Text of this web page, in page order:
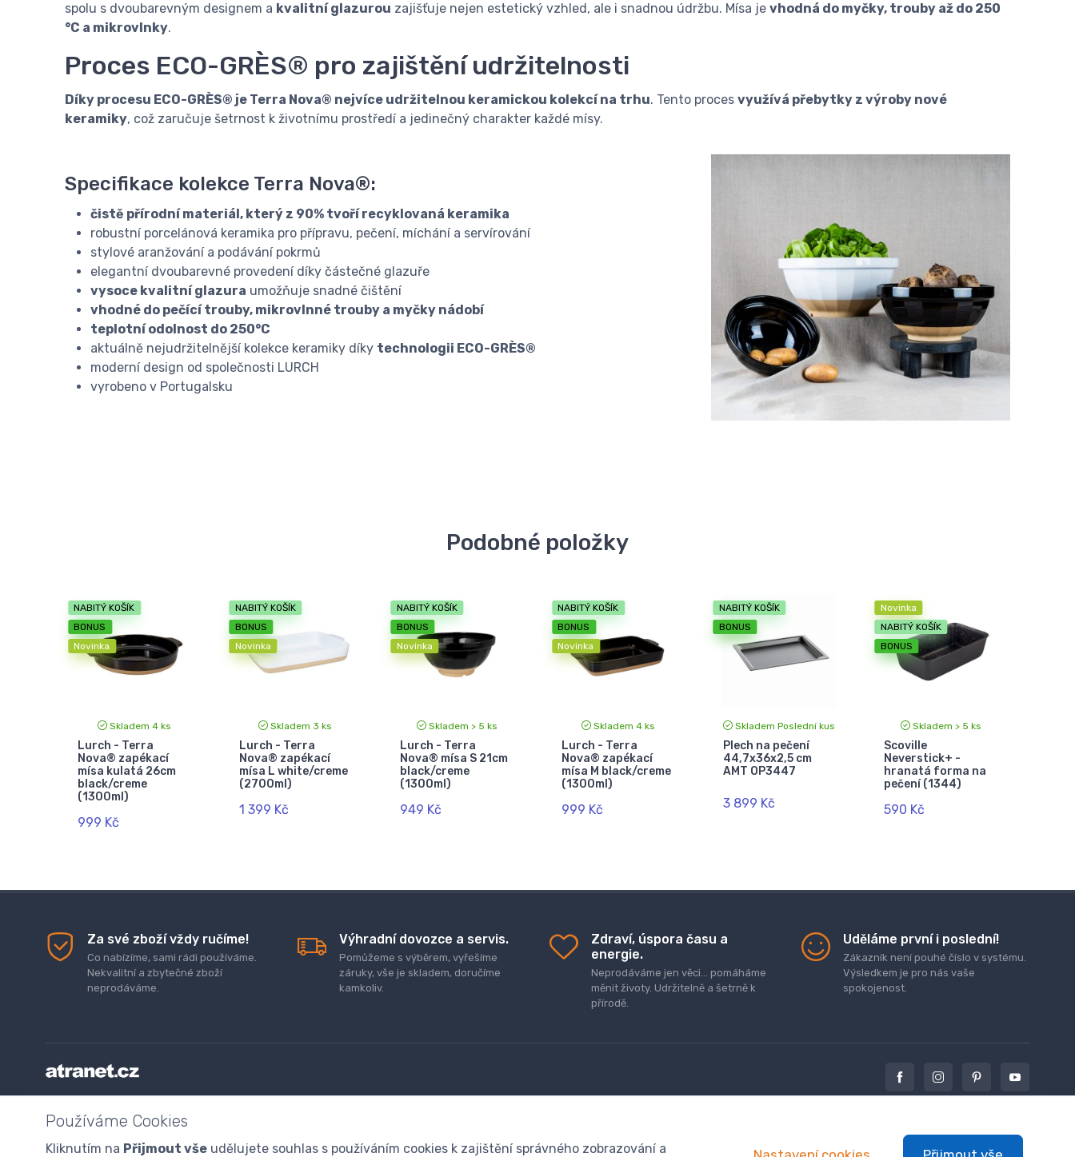
spolu s dvoubarevným designem a kvalitní glazurou zajišťuje nejen estetický vzhled, ale i snadnou údržbu. Mísa je vhodná do myčky, trouby až do 250
°C a mikrovlnky.
Proces ECO-GRÈS® pro zajištění udržitelnosti
Díky procesu ECO-GRÈS® je Terra Nova® nejvíce udržitelnou keramickou kolekcí na trhu. Tento proces využívá přebytky z výroby nové
keramiky, což zaručuje šetrnost k životnímu prostředí a jedinečný charakter každé mísy.
Specifikace kolekce Terra Nova®:
čistě přírodní materiál, který z 90% tvoří recyklovaná keramika
robustní porcelánová keramika pro přípravu, pečení, míchání a servírování
stylové aranžování a podávání pokrmů
elegantní dvoubarevné provedení díky částečné glazuře
vysoce kvalitní glazura umožňuje snadné čištění
vhodné do pečící trouby, mikrovlnné trouby a myčky nádobí
teplotní odolnost do 250°C
aktuálně nejudržitelnější kolekce keramiky díky technologii ECO-GRÈS®
moderní design od společnosti LURCH
vyrobeno v Portugalsku
Podobné položky
NABITÝ KOŠÍK
BONUS
Novinka
Skladem 4 ks
Lurch - Terra
Nova® zapékací
mísa kulatá 26cm
black/creme
(1300ml)
999 Kč
NABITÝ KOŠÍK
BONUS
Novinka
Skladem 3 ks
Lurch - Terra
Nova® zapékací
mísa L white/creme
(2700ml)
1 399 Kč
NABITÝ KOŠÍK
BONUS
Novinka
Skladem > 5 ks
Lurch - Terra
Nova® mísa S 21cm
black/creme
(1300ml)
949 Kč
NABITÝ KOŠÍK
BONUS
Novinka
Skladem 4 ks
Lurch - Terra
Nova® zapékací
mísa M black/creme
(1300ml)
999 Kč
NABITÝ KOŠÍK
BONUS
Skladem Poslední kus
Plech na pečení
44,7x36x2,5 cm
AMT OP3447
3 899 Kč
Novinka
NABITÝ KOŠÍK
BONUS
Skladem > 5 ks
Scoville
Neverstick+ -
hranatá forma na
pečení (1344)
590 Kč
Za své zboží vždy ručíme!
Co nabízíme, sami rádi používáme.
Nekvalitní a zbytečné zboží
neprodáváme.
Výhradní dovozce a servis.
Pomůžeme s výběrem, vyřešíme
záruky, vše je skladem, doručíme
kamkoliv.
Zdraví, úspora času a
energie.
Neprodáváme jen věci... pomáháme
měnit životy. Udržitelně a šetrně k
přírodě.
Uděláme první i poslední!
Zákazník není pouhé číslo v systému.
Výsledkem je pro nás vaše
spokojenost.
Používáme Cookies
Kliknutím na Přijmout vše udělujete souhlas s používáním cookies k zajištění správného zobrazování a